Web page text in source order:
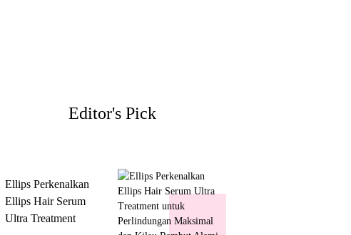
Editor's Pick
Ellips Perkenalkan
Ellips Hair Serum
Ultra Treatment